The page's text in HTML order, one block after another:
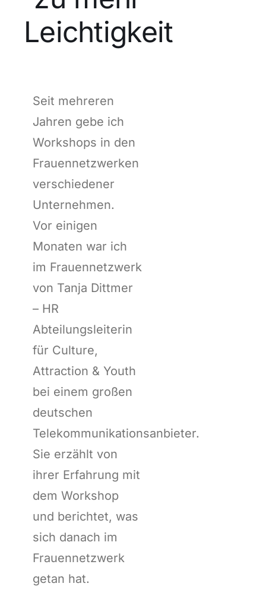
Leichtigkeit
Seit mehreren
Jahren gebe ich
Workshops in den
Frauennetzwerken
verschiedener
Unternehmen.
Vor einigen
Monaten war ich
im Frauennetzwerk
von Tanja Dittmer
– HR
Abteilungsleiterin
für Culture,
Attraction & Youth
bei einem großen
deutschen
Telekommunikationsanbieter.
Sie erzählt von
ihrer Erfahrung mit
dem Workshop
und berichtet, was
sich danach im
Frauennetzwerk
getan hat.